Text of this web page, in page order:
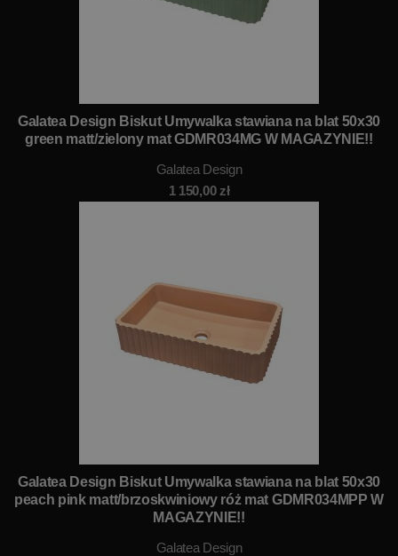
Galatea Design Biskut Umywalka stawiana na blat 50x30
green matt/zielony mat GDMR034MG W MAGAZYNIE!!
Galatea Design
1 150,00zł
Galatea Design Biskut Umywalka stawiana na blat 50x30
peach pink matt/brzoskwiniowy róż mat GDMR034MPP W
MAGAZYNIE!!
Galatea Design